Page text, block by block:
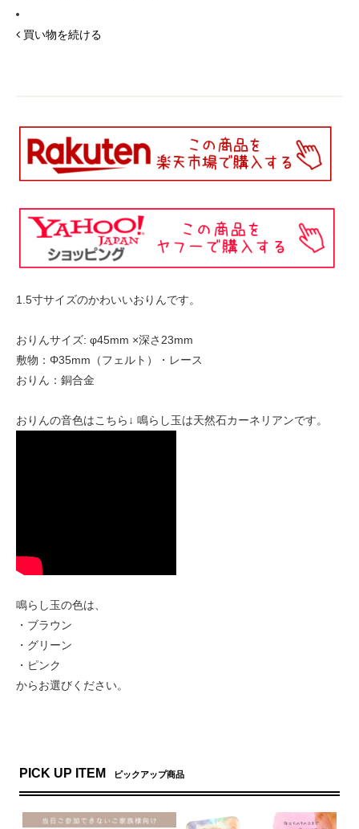
買い物を続ける
1.5寸サイズのかわいいおりんです。
おりんサイズ: φ45mm ×深さ23mm
敷物：Φ35mm（フェルト）・レース
おりん：銅合金
おりんの音色はこちら↓ 鳴らし玉は天然石カーネリアンです。
鳴らし玉の色は、
・ブラウン
・グリーン
・ピンク
からお選びください。
PICK UP ITEM ピックアップ商品